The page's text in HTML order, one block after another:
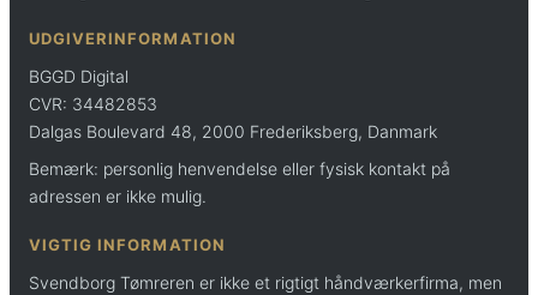
UDGIVERINFORMATION
BGGD Digital
CVR: 34482853
Dalgas Boulevard 48, 2000 Frederiksberg, Danmark
Bemærk: personlig henvendelse eller fysisk kontakt på
adressen er ikke mulig.
VIGTIG INFORMATION
Svendborg Tømreren er ikke et rigtigt håndværkerfirma, men